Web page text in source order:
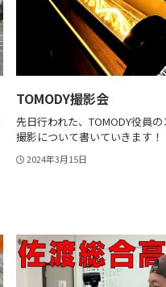
TOMODY撮影会
先日行われた、TOMODY役員
撮影について書いていきます！
2024年3月15日